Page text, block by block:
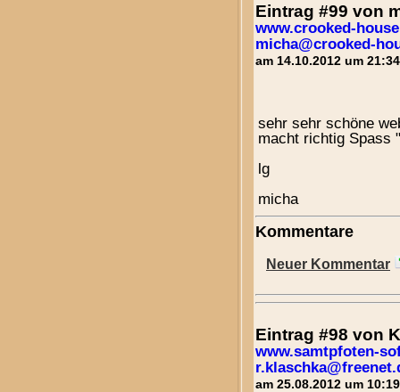
Eintrag #99 von
www.crooked-
micha@crooked-
am 14.10.2012 um
sehr sehr schöne
macht richtig Spass
lg
micha
Kommentare
Neuer Kommentar
Eintrag #98 von
www.samtpfoten-
am 25.08.2012 um